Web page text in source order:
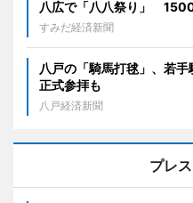
八広で「八八祭り」
すみだ経済新聞
八戸の「騎馬打毬」、若
正式参拝も
八戸経済新聞
プレ